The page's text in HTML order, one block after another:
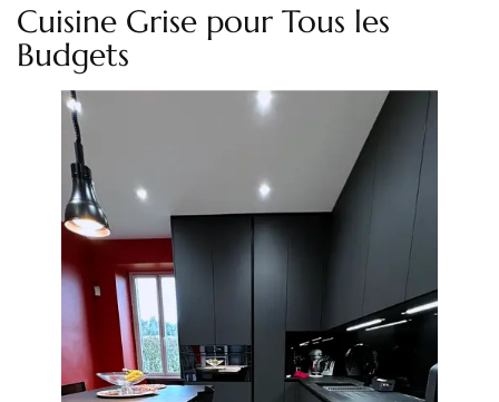
Cuisine Grise pour Tous les
Budgets